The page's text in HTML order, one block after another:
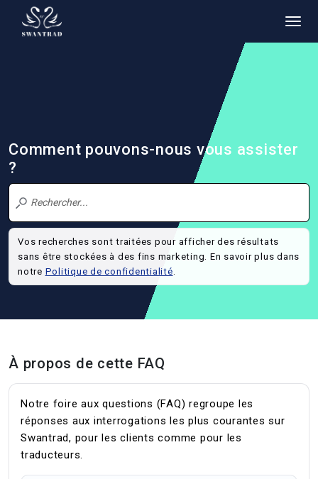
Comment pouvons-nous vous assister
?
Vos recherches sont traitées pour afficher des résultats
sans être stockées à des fins marketing. En savoir plus dans
notre Politique de confidentialité.
À propos de cette FAQ
Notre foire aux questions (FAQ) regroupe les
réponses aux interrogations les plus courantes sur
Swantrad, pour les clients comme pour les
traducteurs.